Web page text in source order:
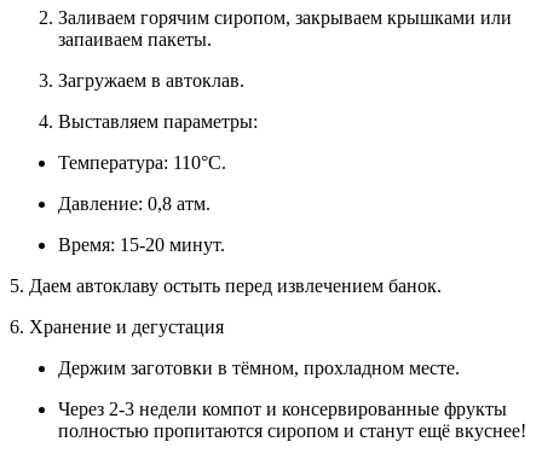
Заливаем горячим сиропом, закрываем крышками или
запаиваем пакеты.
Загружаем в автоклав.
Выставляем параметры:
Температура: 110°C.
Давление: 0,8 атм.
Время: 15-20 минут.
5. Даем автоклаву остыть перед извлечением банок.
6. Хранение и дегустация
Держим заготовки в тёмном, прохладном месте.
Через 2-3 недели компот и консервированные фрукты
полностью пропитаются сиропом и станут ещё вкуснее!